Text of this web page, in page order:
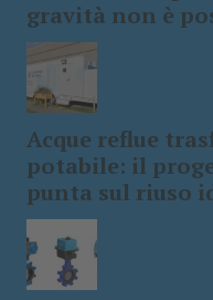
gravità non è
Acque reflue
potabile: il
punta sul riuso